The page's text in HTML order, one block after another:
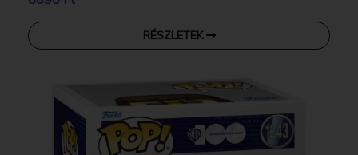
RÉSZLETEK